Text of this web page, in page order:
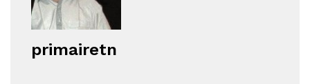
primairetn